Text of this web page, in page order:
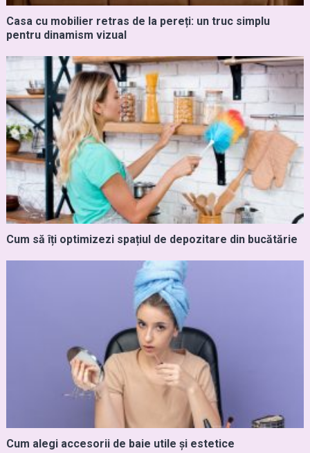
Casa cu mobilier retras de la pereți: un truc simplu
pentru dinamism vizual
Cum să îți optimizezi spațiul de depozitare din bucătărie
Cum alegi accesorii de baie utile și estetice